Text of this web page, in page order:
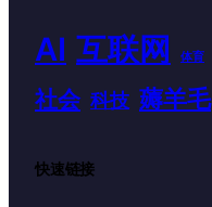
AI 互联网 体育
社会 科技 薅羊毛
快速链接